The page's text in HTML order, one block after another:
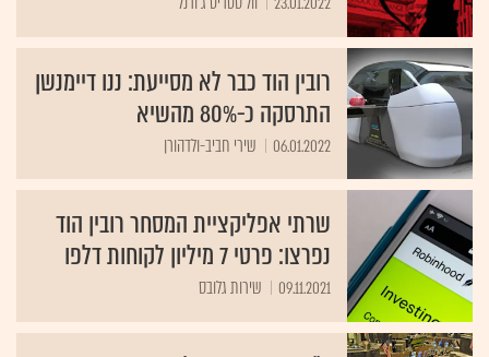
רובין הוד כבר לא מסייעת: ננו דיימנשן
התרסקה כ-80% מהשיא
06.01.2022 שירי חביב-ולדהורן
שרתי אפליקציית המסחר רובין הוד
נפרצו: פרטי 7 מיליון לקוחות דלפו
09.11.2021 שירות גלובס